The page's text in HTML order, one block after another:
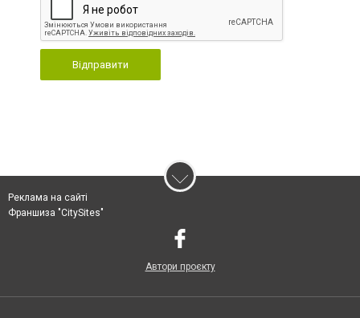
Відправити
Реклама на сайті
Франшиза "CitySites"
Автори проєкту